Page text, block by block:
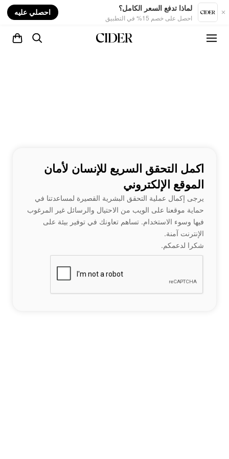
لماذا تدفع السعر الكامل؟
احصل على خصم 15% في التطبيق
احصلي عليه
اكمل التحقق السريع للإنسان لأمان
الموقع الإلكتروني
يرجى إكمال عملية التحقق البشرية القصيرة لمساعدتنا في
حماية موقعنا على الويب من الاحتيال والرسائل غير المرغوب
فيها وسوء الاستخدام. تساهم تعاونك في توفير بيئة على
الإنترنت آمنة.
شكرا لدعمكم.